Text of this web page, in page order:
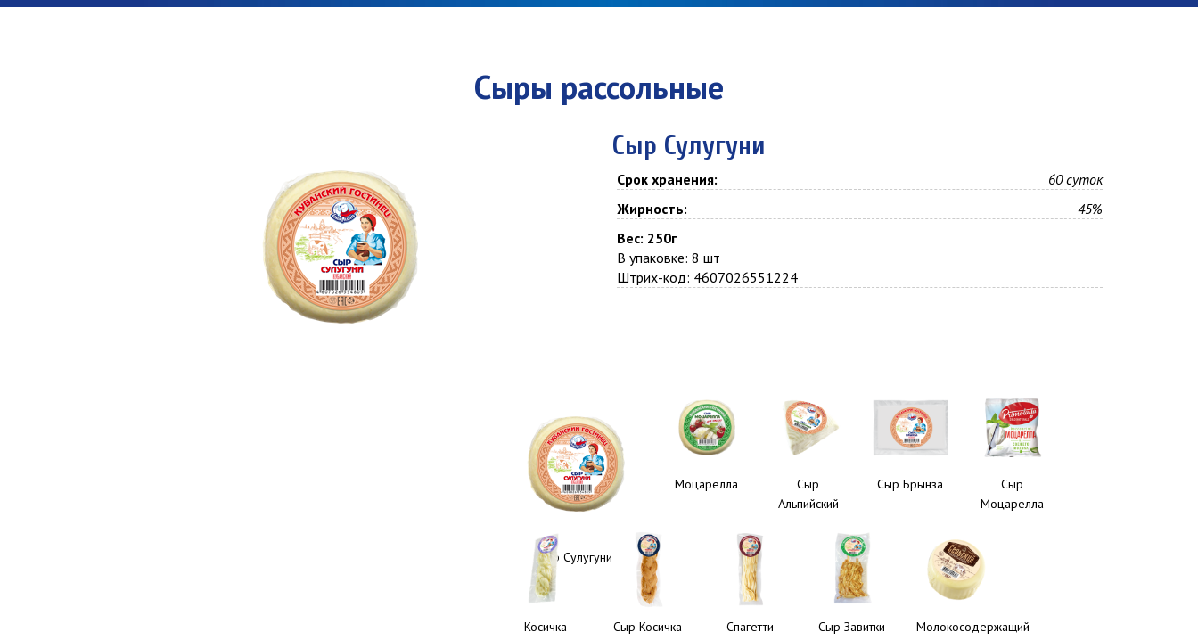
Сыры рассольные
Сыр Сулугуни
Срок хранения:
60 суток
Жирность:
45%
Вес: 250г
В упаковке: 8 шт
Штрих-код: 4607026551224
Сыр Сулугуни
Моцарелла
Сыр
Альпийский
Сыр Брынза
Сыр
Моцарелла
Косичка
Сыр Косичка
Спагетти
Сыр Завитки
Молокосодержащий